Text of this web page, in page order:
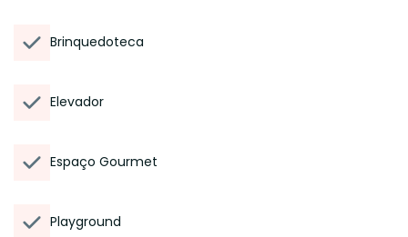
Brinquedoteca
Elevador
Espaço Gourmet
Playground